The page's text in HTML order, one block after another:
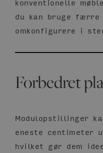
du kan bruge færre
omkonfigurere i
Forbedret
Modulopstillinger
eneste centimeter
hvilket gør dem